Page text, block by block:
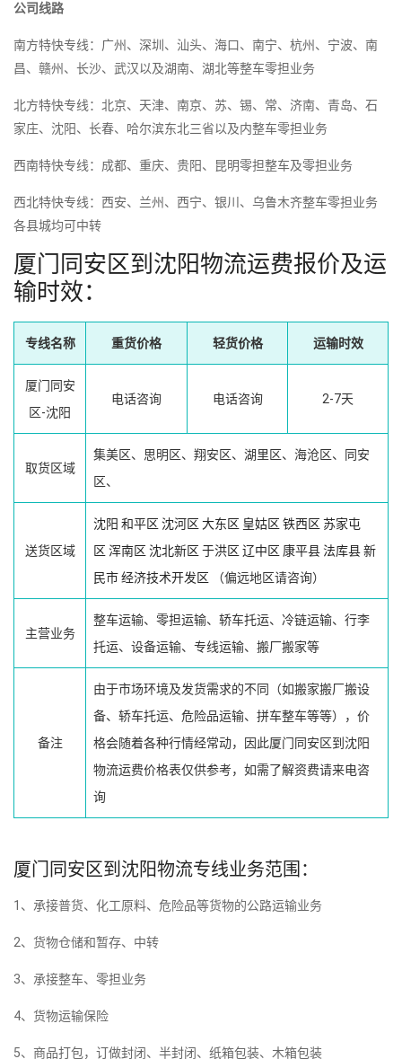
公司线路
南方特快专线：广州、深圳、汕头、海口、南宁、杭州、宁波、南
昌、赣州、长沙、武汉以及湖南、湖北等整车零担业务
北方特快专线：北京、天津、南京、苏、锡、常、济南、青岛、石
家庄、沈阳、长春、哈尔滨东北三省以及内整车零担业务
西南特快专线：成都、重庆、贵阳、昆明零担整车及零担业务
西北特快专线：西安、兰州、西宁、银川、乌鲁木齐整车零担业务
各县城均可中转
厦门同安区到沈阳物流运费报价及运
输时效：
专线名称 重货价格 轻货价格 运输时效
厦门同安
区-沈阳
电话咨询 电话咨询 2-7天
取货区域
集美区、思明区、翔安区、湖里区、海沧区、同安
区、
送货区域
沈阳 和平区 沈河区 大东区 皇姑区 铁西区 苏家屯
区 浑南区 沈北新区 于洪区 辽中区 康平县 法库县新
民市经济技术开发区 （偏远地区请咨询）
主营业务
整车运输、零担运输、轿车托运、冷链运输、行李
托运、设备运输、专线运输、搬厂搬家等
备注
由于市场环境及发货需求的不同（如搬家搬厂搬设
备、轿车托运、危险品运输、拼车整车等等），价
格会随着各种行情经常动，因此厦门同安区到沈阳
物流运费价格表仅供参考，如需了解资费请来电咨
询
厦门同安区到沈阳物流专线业务范围：
1、承接普货、化工原料、危险品等货物的公路运输业务
2、货物仓储和暂存、中转
3、承接整车、零担业务
4、货物运输保险
5、商品打包，订做封闭、半封闭、纸箱包装、木箱包装